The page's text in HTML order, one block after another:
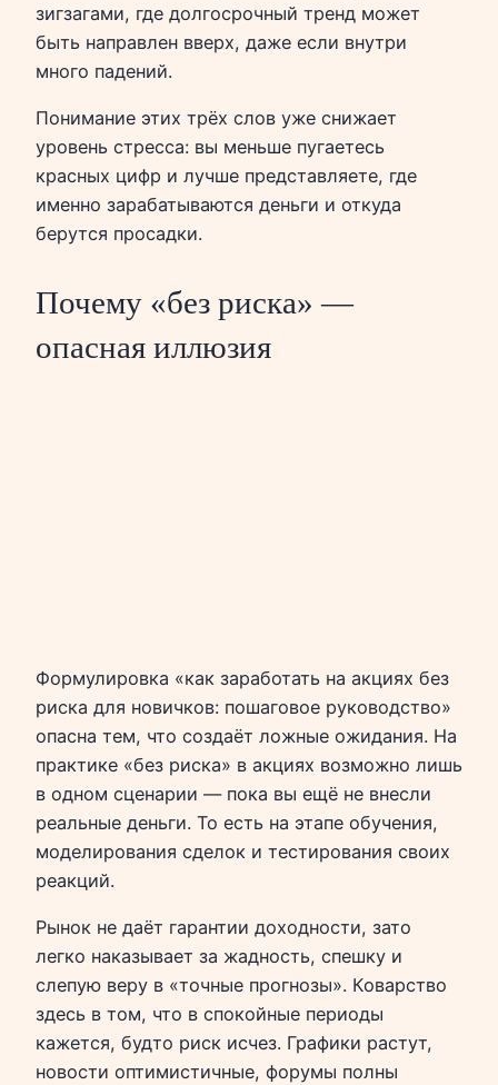
зигзагами, где долгосрочный тренд может
быть направлен вверх, даже если внутри
много падений.
Понимание этих трёх слов уже снижает
уровень стресса: вы меньше пугаетесь
красных цифр и лучше представляете, где
именно зарабатываются деньги и откуда
берутся просадки.
Почему «без риска» —
опасная иллюзия
Формулировка «как заработать на акциях без
риска для новичков: пошаговое руководство»
опасна тем, что создаёт ложные ожидания. На
практике «без риска» в акциях возможно лишь
в одном сценарии — пока вы ещё не внесли
реальные деньги. То есть на этапе обучения,
моделирования сделок и тестирования своих
реакций.
Рынок не даёт гарантии доходности, зато
легко наказывает за жадность, спешку и
слепую веру в «точные прогнозы». Коварство
здесь в том, что в спокойные периоды
кажется, будто риск исчез. Графики растут,
новости оптимистичные, форумы полны